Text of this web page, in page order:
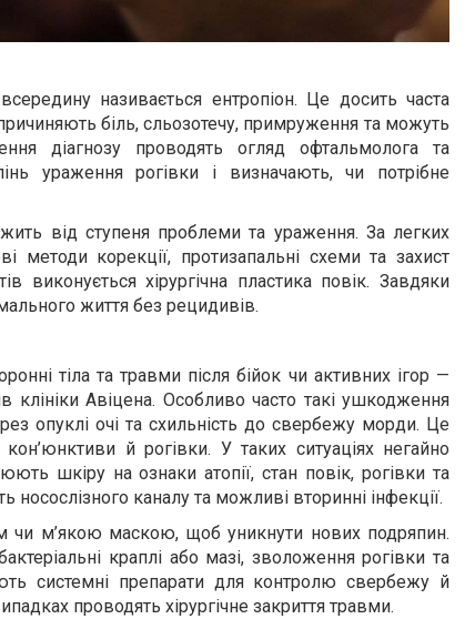
називається ентропіон. Це досить часта
біль, сльозотечу, примруження та можуть
діагнозу проводять огляд офтальмолога та
ураження рогівки і визначають, чи потрібне
від ступеня проблеми та ураження. За легких
методи корекції, протизапальні схеми та захист
виконується хірургічна пластика повік. Завдяки
життя без рецидивів.
тіла та травми після бійок чи активних ігор —
клініки Авіцена. Особливо часто такі ушкодження
опуклі очі та схильність до свербежу морди. Це
й рогівки. У таких ситуаціях негайно
шкіру на ознаки атопії, стан повік, рогівки та
носослізного каналу та можливі вторинні інфекції.
чи м’якою маскою, щоб уникнути нових подряпин.
краплі або мазі, зволоження рогівки та
системні препарати для контролю свербежу й
проводять хірургічне закриття травми.